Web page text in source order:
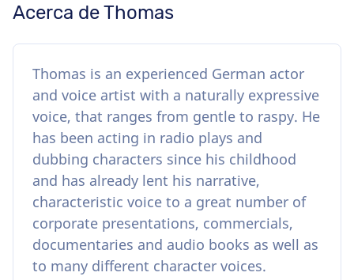
Acerca de Thomas
Thomas is an experienced German actor
and voice artist with a naturally expressive
voice, that ranges from gentle to raspy. He
has been acting in radio plays and
dubbing characters since his childhood
and has already lent his narrative,
characteristic voice to a great number of
corporate presentations, commercials,
documentaries and audio books as well as
to many different character voices.